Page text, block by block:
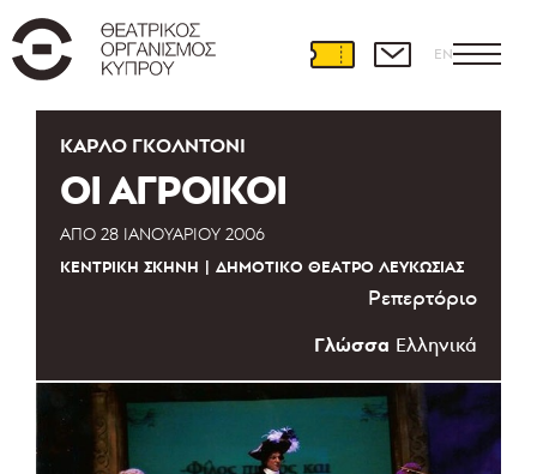
EN
ΚΆΡΛΟ ΓΚΟΛΝΤΌΝΙ
ΟΙ ΑΓΡΟΙΚΟΙ
ΑΠΌ 28 ΙΑΝΟΥΑΡΊΟΥ 2006
ΚΕΝΤΡΙΚΉ ΣΚΗΝΉ ΔΗΜΟΤΙΚΌ ΘΈΑΤΡΟ ΛΕΥΚΩΣΊΑΣ
Ρεπερτόριο
Γλώσσα Ελληνικά